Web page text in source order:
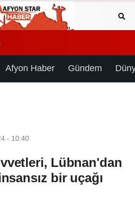
Afyon Haber Gündem
- 10:40
Lübnan'dan
bir uçağı